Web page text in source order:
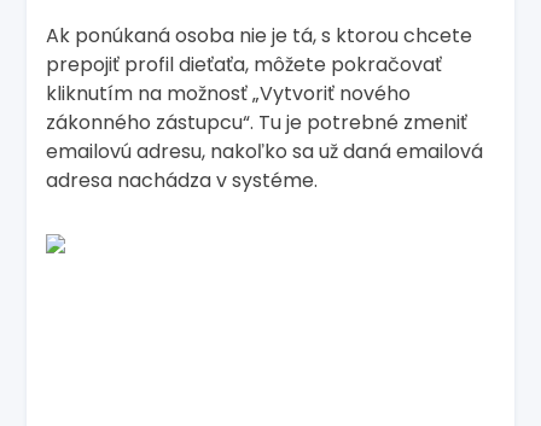
Ak ponúkaná osoba nie je tá, s ktorou chcete
prepojiť profil dieťaťa, môžete pokračovať
kliknutím na možnosť „Vytvoriť nového
zákonného zástupcu“. Tu je potrebné zmeniť
emailovú adresu, nakoľko sa už daná emailová
adresa nachádza v systéme.